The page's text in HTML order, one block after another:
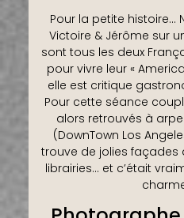
Pour la petite histoire…
Victoire & Jérôme sur
sont tous les deux
pour vivre leur «
elle est critique
Pour cette séance
alors retrouvés à
(DownTown Los
trouve de jolies façades
librairies… et c’était